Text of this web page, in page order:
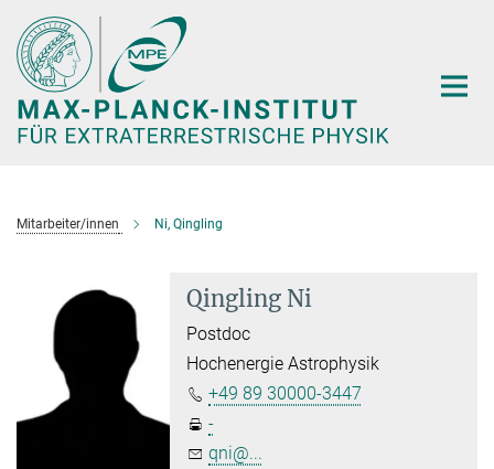
Hauptinhalt
Mitarbeiter/innen Ni, Qingling
Qingling Ni
Postdoc
Hochenergie Astrophysik
+49 89 30000-3447
-
qni@...